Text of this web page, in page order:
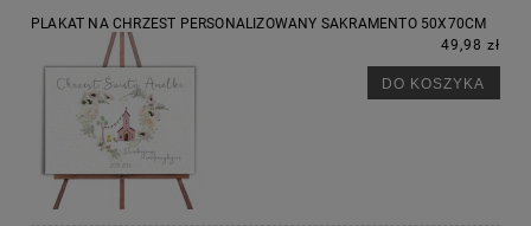
PLAKAT NA CHRZEST PERSONALIZOWANY SAKRAMENTO 50X70CM
49,98 zł
DO KOSZYKA